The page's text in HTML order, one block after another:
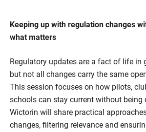
Keeping up with regulation changes
what matters
Regulatory updates are a fact of life in
but not all changes carry the same
This session focuses on how pilots,
schools can stay current without being
Wictorin will share practical
changes, filtering relevance and